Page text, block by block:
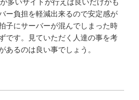
ー負担を軽減出来るので安定感が
子にサーバーが混んでしまった時
です。見ていただく人達の事を考
あるのは良い事でしょう。